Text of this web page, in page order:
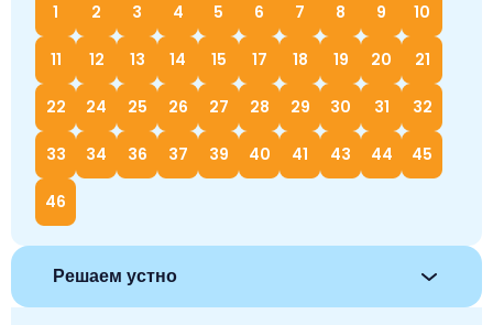
1 2 3 4 5 6 7 8 9 10
11 12 13 14 15 17 18 19 20 21
22 24 25 26 27 28 29 30 31 32
33 34 36 37 39 40 41 43 44 45
46
Решаем устно